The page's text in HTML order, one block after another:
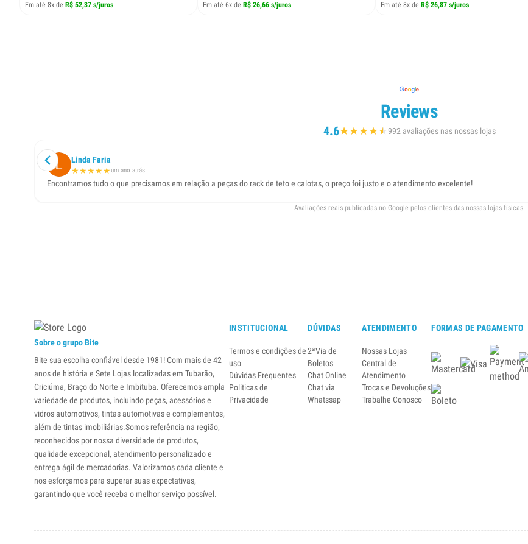
Em até 8x de R$ 52,37 s/juros Em até 6x de R$ 26,66 s/juros Em até 8x de R$ 26,87 s/juros
Reviews
4.6★★★★★
★992 avaliações nas nossas lojas
Linda Faria
★★★★★um ano atrás
Encontramos tudo o que precisamos em relação a peças do rack de teto e calotas, o preço foi justo e o atendimento excelente!
Avaliações reais publicadas no Google pelos clientes das nossas lojas físicas.
Sobre o grupo Bite
Bite sua escolha confiável desde 1981! Com mais de 42
anos de história e Sete Lojas localizadas em Tubarão,
Criciúma, Braço do Norte e Imbituba. Oferecemos ampla
variedade de produtos, incluindo peças, acessórios e
vidros automotivos, tintas automotivas e complementos,
além de tintas imobiliárias.Somos referência na região,
reconhecidos por nossa diversidade de produtos,
qualidade excepcional, atendimento personalizado e
entrega ágil de mercadorias. Valorizamos cada cliente e
nos esforçamos para superar suas expectativas,
garantindo que você receba o melhor serviço possível.
INSTITUCIONAL
Termos e condições de
uso
Dúvidas Frequentes
Politicas de
Privacidade
DÚVIDAS
2ªVia de
Boletos
Chat Online
Chat via
Whatssap
ATENDIMENTO
Nossas Lojas
Central de
Atendimento
Trocas e Devoluções
Trabalhe Conosco
FORMAS DE PAGAMENTO